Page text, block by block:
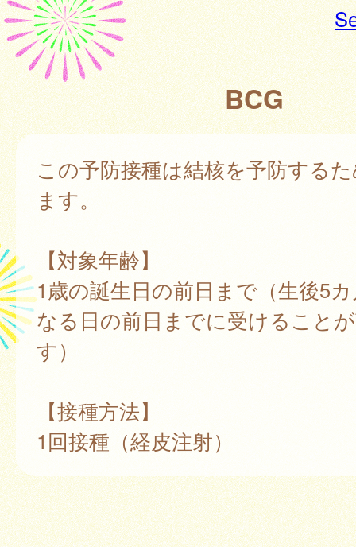
BCG
この予防接種は結核を予防する
ます。
【対象年齢】
1歳の誕生日の前日まで（生後5
なる日の前日までに受けること
す）
【接種方法】
1回接種（経皮注射）